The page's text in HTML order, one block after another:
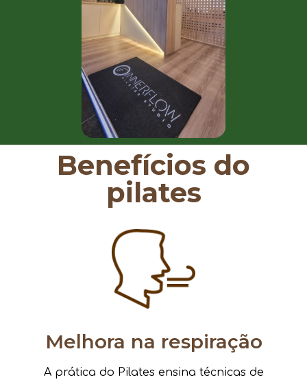
Benefícios do
pilates
Melhora na respiração
A prática do Pilates ensina técnicas de